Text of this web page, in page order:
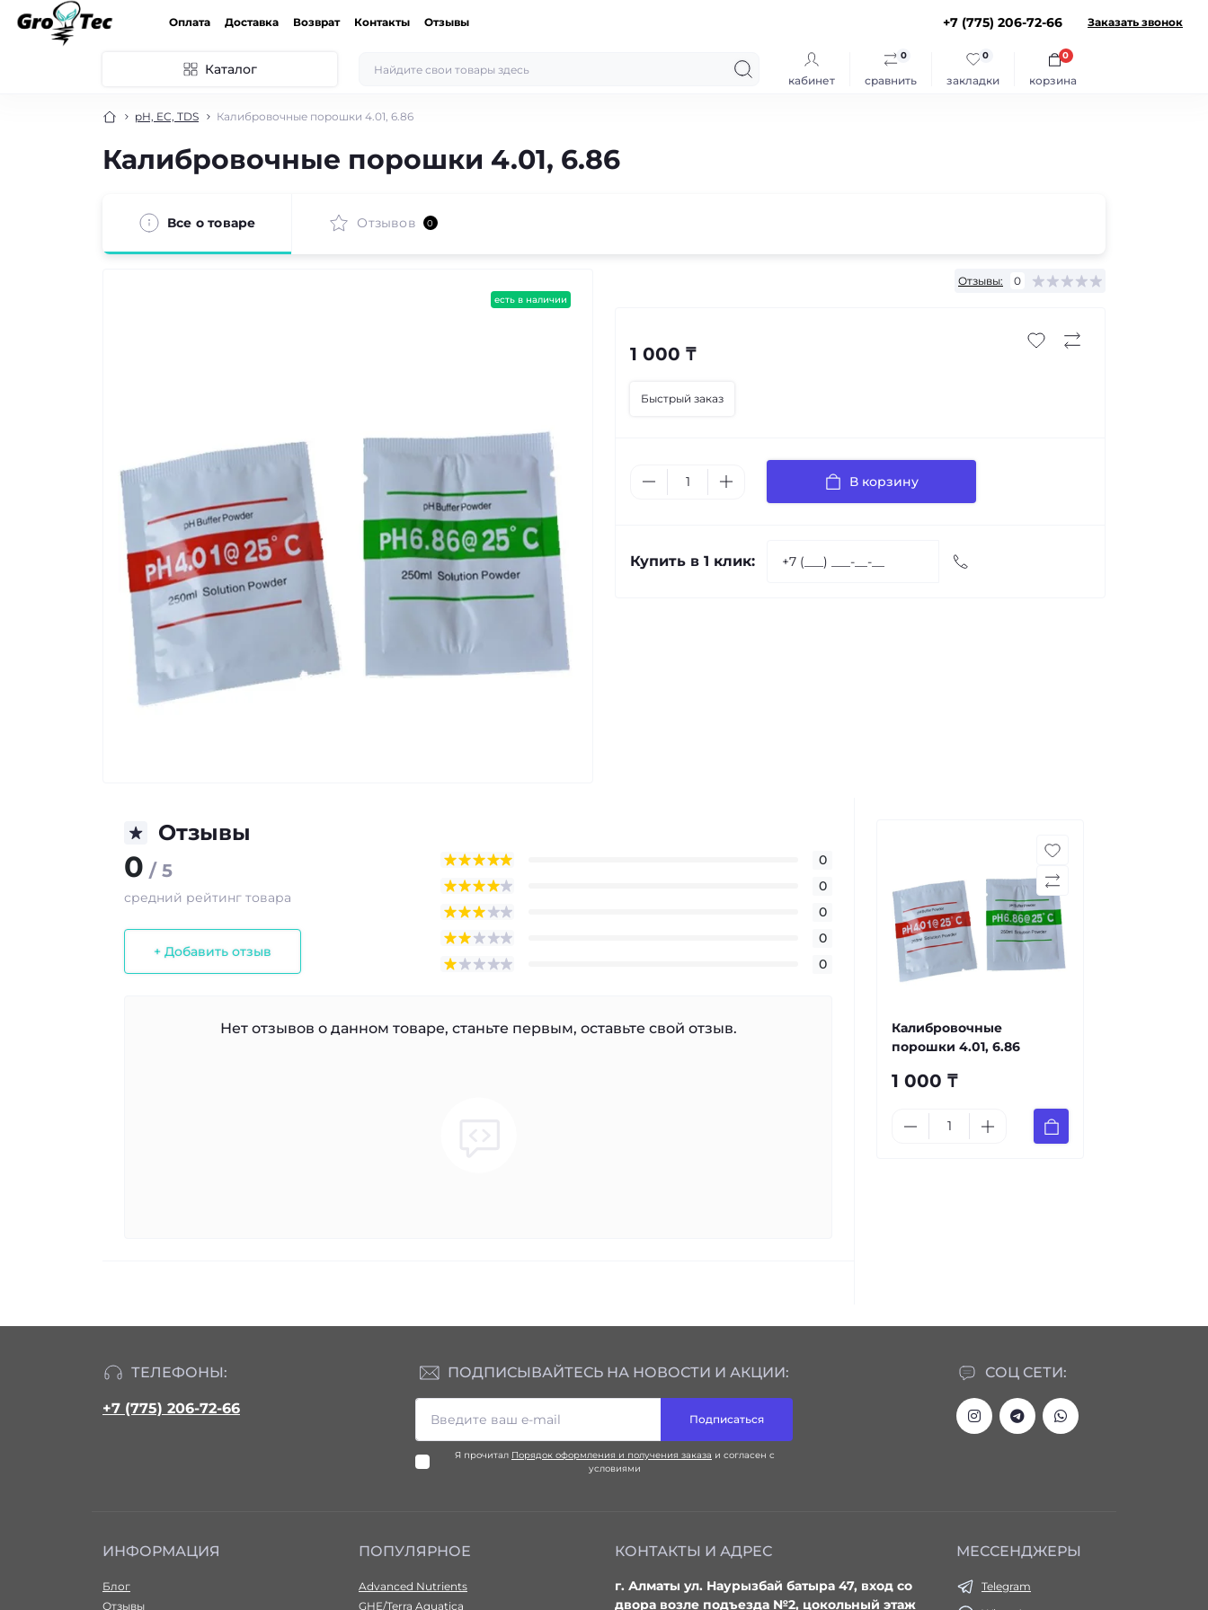
Оплата Доставка Возврат Контакты Отзывы +7 (775) 206-72-66 Заказать звонок
Каталог
кабинет сравнить
0
закладки
0
корзина
0
pH, EC, TDS Калибровочные порошки 4.01, 6.86
Калибровочные порошки 4.01, 6.86
Все о товаре Отзывов 0
есть в наличии
Отзывы: 0
1 000 ₸
Быстрый заказ
В корзину
Купить в 1 клик:
Отзывы
0 / 5
средний рейтинг товара
+ Добавить отзыв
0
0
0
0
0
Нет отзывов о данном товаре, станьте первым, оставьте свой отзыв.
Калибровочные
порошки 4.01, 6.86
1 000 ₸
ТЕЛЕФОНЫ:
+7 (775) 206-72-66
СОЦ СЕТИ:
ПОДПИСЫВАЙТЕСЬ НА НОВОСТИ И АКЦИИ:
Подписаться
Я прочитал Порядок оформления и получения заказа и согласен с
условиями
ИНФОРМАЦИЯ
Блог
Отзывы
ПОПУЛЯРНОЕ
Advanced Nutrients
GHE/Terra Aquatica
КОНТАКТЫ И АДРЕС
г. Алматы ул. Наурызбай батыра 47, вход со
двора возле подъезда №2, цокольный этаж
МЕССЕНДЖЕРЫ
Telegram